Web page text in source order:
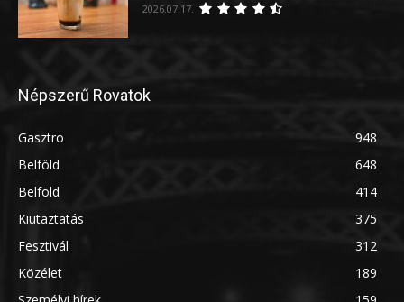
2026.07.17.
Népszerű Rovatok
Gasztro
948
Belföld
648
Belföld
414
Kiutaztatás
375
Fesztivál
312
Közélet
189